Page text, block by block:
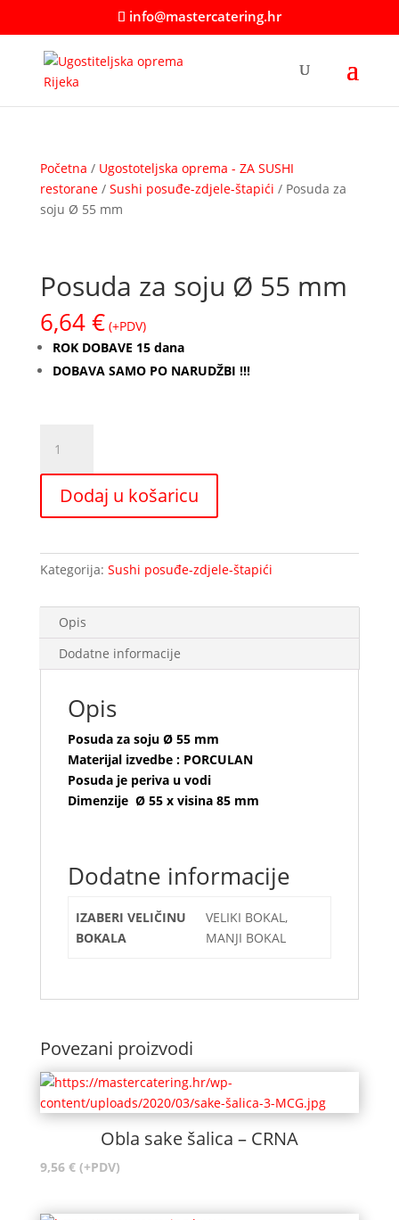
info@mastercatering.hr
Početna / Ugostoteljska oprema - ZA SUSHI
restorane/ Sushi posuđe-zdjele-štapići / Posuda za
soju Ø 55 mm
Posuda za soju Ø 55 mm
6,64€ (+PDV)
ROK DOBAVE 15 dana
DOBAVA SAMO PO NARUDŽBI !!!
soju
55
količina
Dodaj u košaricu
Kategorija: Sushi posuđe-zdjele-štapići
Opis
Dodatne informacije
Opis
Posuda za soju Ø 55 mm
Materijal izvedbe : PORCULAN
Posuda je periva u vodi
Dimenzije Ø 55 x visina 85 mm
Dodatne informacije
IZABERI VELIČINU
BOKALA
VELIKI BOKAL,
MANJI BOKAL
Povezani proizvodi
Obla sake šalica – CRNA
9,56 € (+PDV)